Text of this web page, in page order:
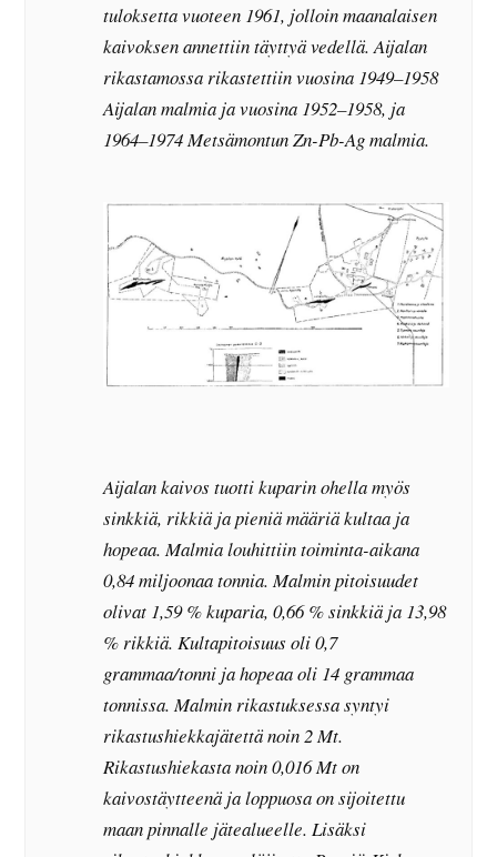
tuloksetta vuoteen 1961, jolloin maanalaisen
kaivoksen annettiin täyttyä vedellä. Aijalan
rikastamossa rikastettiin vuosina 1949–1958
Aijalan malmia ja vuosina 1952–1958, ja
1964–1974 Metsämontun Zn-Pb-Ag malmia.
Aijalan kaivos tuotti kuparin ohella myös
sinkkiä, rikkiä ja pieniä määriä kultaa ja
hopeaa. Malmia louhittiin toiminta-aikana
0,84 miljoonaa tonnia. Malmin pitoisuudet
olivat 1,59 % kuparia, 0,66 % sinkkiä ja 13,98
% rikkiä. Kultapitoisuus oli 0,7
grammaa/tonni ja hopeaa oli 14 grammaa
tonnissa. Malmin rikastuksessa syntyi
rikastushiekkajätettä noin 2 Mt.
Rikastushiekasta noin 0,016 Mt on
kaivostäytteenä ja loppuosa on sijoitettu
maan pinnalle jätealueelle. Lisäksi